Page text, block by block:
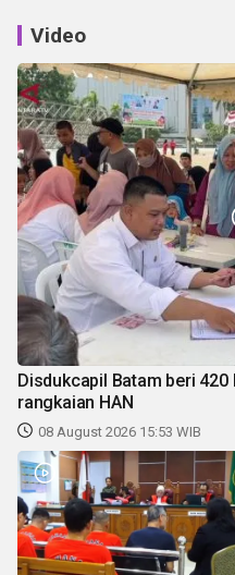
Video
Disdukcapil Batam beri
rangkaian HAN
08 August 2026 15:53 WIB